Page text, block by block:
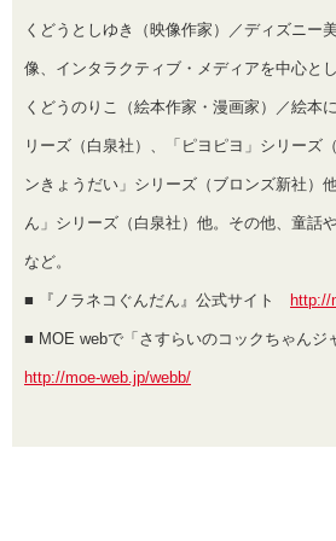
くどうとしゆき（映像作家）／ディズニー
像、インタラクティブ・メディアを中心と
くどうのりこ（絵本作家・漫画家）／絵本
リーズ（白泉社）、「ピヨピヨ」シリーズ
ンきょうだい」シリーズ（ブロンズ新社）
ん」シリーズ（白泉社）他。その他、童話
など。
■ 『ノラネコぐんだん』公式サイト http://
■ MOE webで「さすらいのコックちゃん
http://moe-web.jp/webb/